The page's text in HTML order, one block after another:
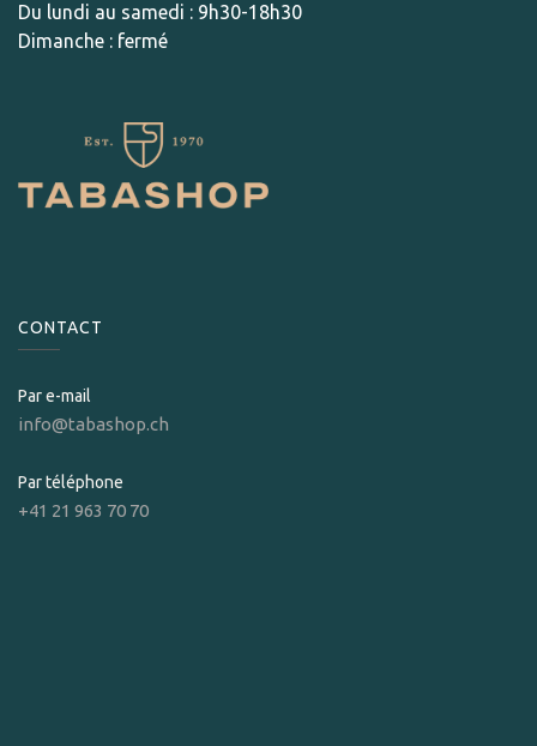
Du lundi au samedi : 9h30-18h30
Dimanche : fermé
CONTACT
Par e-mail
info@tabashop.ch
Par téléphone
+41 21 963 70 70